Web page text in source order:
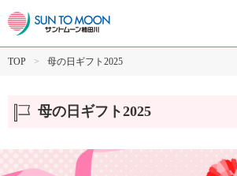
TOP 母の日ギフト2025
母の日ギフト2025